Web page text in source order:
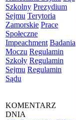
Szkolny Prezydium
Sejmu Terytoria
Zamorskie Prace
Społeczne
Impeachment Badania
Moczu Regulamin
Szkoły Regulamin
Sejmu Regulamin
Sądu
KOMENTARZ
DNIA